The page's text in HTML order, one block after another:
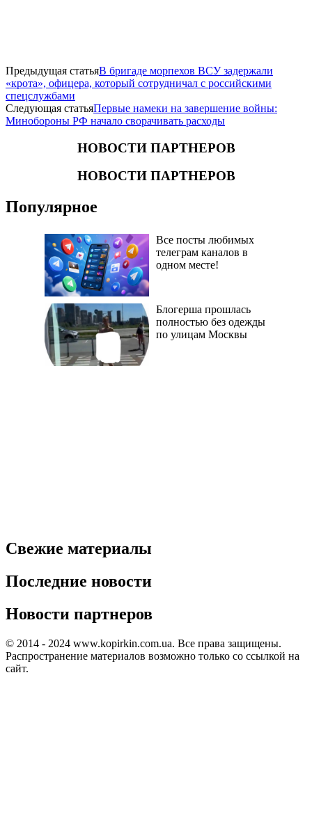
Предыдущая статьяВ бригаде морпехов ВСУ задержали
«крота», офицера, который сотрудничал с российскими
спецслужбами
Следующая статья​Первые намеки на завершение войны:
Минобороны РФ начало сворачивать расходы
НОВОСТИ ПАРТНЕРОВ
НОВОСТИ ПАРТНЕРОВ
Популярное
Все посты любимых
телеграм каналов в
одном месте!
Блогерша прошлась
полностью без одежды
по улицам Москвы
Свежие материалы
Последние новости
Новости партнеров
© 2014 - 2024 www.kopirkin.com.ua. Все права защищены.
Распространение материалов возможно только со ссылкой на
сайт.